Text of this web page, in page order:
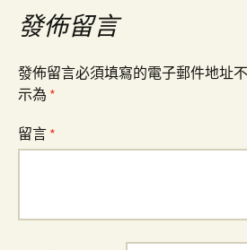
覽發佈留言
發佈留言必須填寫的電子郵件地址
示為 *
留言 *